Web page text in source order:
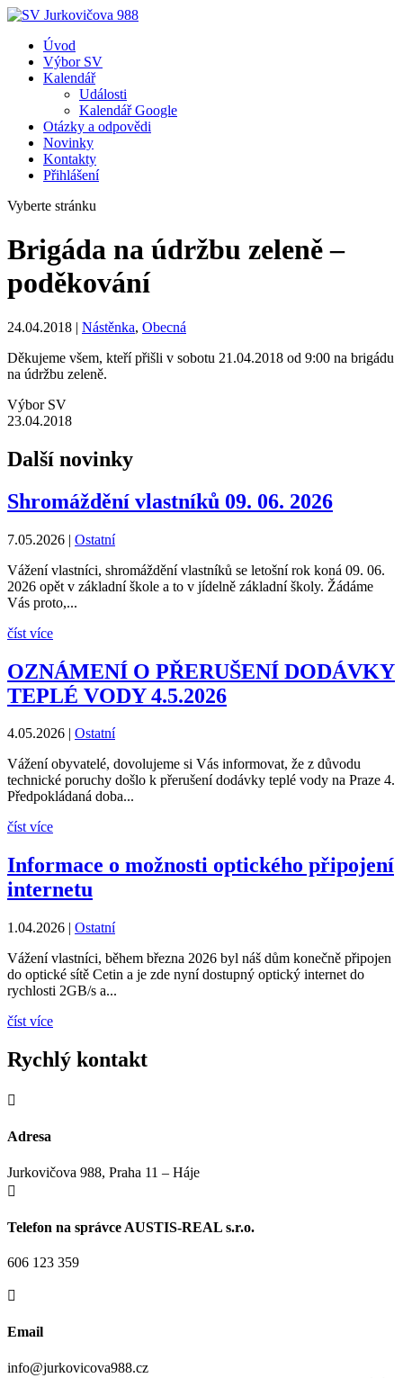
Úvod
Výbor SV
Kalendář
Události
Kalendář Google
Otázky a odpovědi
Novinky
Kontakty
Přihlášení
Vyberte stránku
Brigáda na údržbu zeleně –
poděkování
24.04.2018 | Nástěnka, Obecná
Děkujeme všem, kteří přišli v sobotu 21.04.2018 od 9:00 na brigádu
na údržbu zeleně.
Výbor SV
23.04.2018
Další novinky
Shromáždění vlastníků 09. 06. 2026
7.05.2026 | Ostatní
Vážení vlastníci, shromáždění vlastníků se letošní rok koná 09. 06.
2026 opět v základní škole a to v jídelně základní školy. Žádáme
Vás proto,...
číst více
OZNÁMENÍ O PŘERUŠENÍ DODÁVKY
TEPLÉ VODY 4.5.2026
4.05.2026 | Ostatní
Vážení obyvatelé, dovolujeme si Vás informovat, že z důvodu
technické poruchy došlo k přerušení dodávky teplé vody na Praze 4.
Předpokládaná doba...
číst více
Informace o možnosti optického připojení
internetu
1.04.2026 | Ostatní
Vážení vlastníci, během března 2026 byl náš dům konečně připojen
do optické sítě Cetin a je zde nyní dostupný optický internet do
rychlosti 2GB/s a...
číst více
Rychlý kontakt

Adresa
Jurkovičova 988, Praha 11 – Háje

Telefon na správce AUSTIS-REAL s.r.o.
606 123 359

Email
info@jurkovicova988.cz